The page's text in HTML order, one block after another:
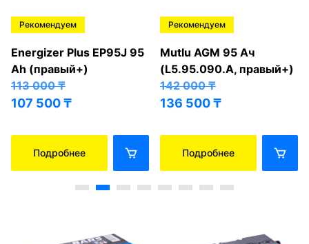
Рекомендуем
Energizer Plus EP95J 95
Ah (правый+)
113 000₸
107 500₸
Подробнее
Рекомендуем
Mutlu AGM 95 Ач
(L5.95.090.A, правый+)
142 000₸
136 500₸
Подробнее